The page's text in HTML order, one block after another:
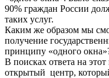
90% граждан России
таких услуг.
Каким же образом мы
получение
принципу «одного
В поисках ответа на
открытый центр,